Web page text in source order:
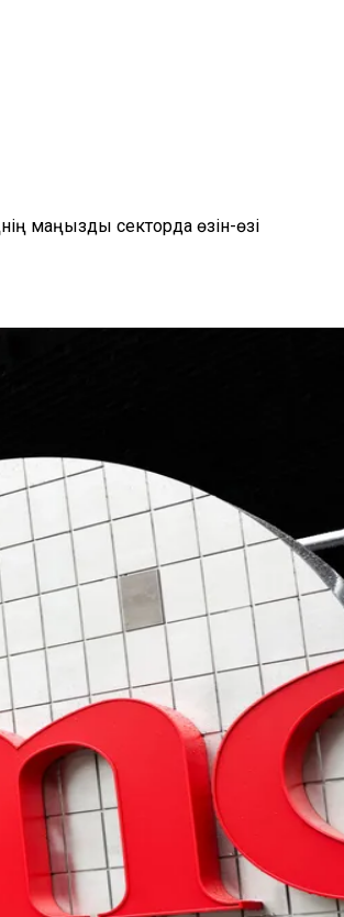
маңызды секторда өзін-өзі